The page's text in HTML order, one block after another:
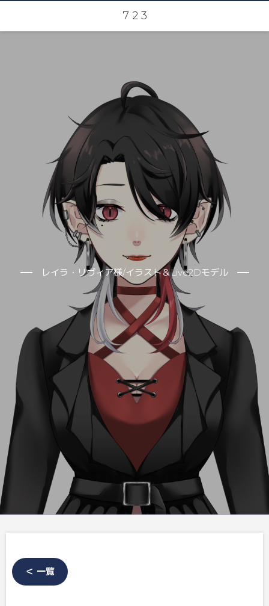
7 2 3
レイラ・リヴィア様/イラスト＆Live2Dモデル
＜ 一覧